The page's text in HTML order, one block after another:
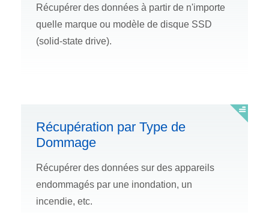
Récupérer des données à partir de n'importe
quelle marque ou modèle de disque SSD
(solid-state drive).
Récupération par Type de
Dommage
Récupérer des données sur des appareils
endommagés par une inondation, un
incendie, etc.